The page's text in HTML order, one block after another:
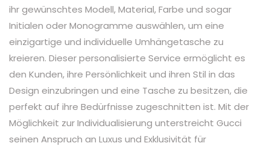
ihr gewünschtes Modell, Material, Farbe und sogar
Initialen oder Monogramme auswählen, um eine
einzigartige und individuelle Umhängetasche zu
kreieren. Dieser personalisierte Service ermöglicht es
den Kunden, ihre Persönlichkeit und ihren Stil in das
Design einzubringen und eine Tasche zu besitzen, die
perfekt auf ihre Bedürfnisse zugeschnitten ist. Mit der
Möglichkeit zur Individualisierung unterstreicht Gucci
seinen Anspruch an Luxus und Exklusivität für